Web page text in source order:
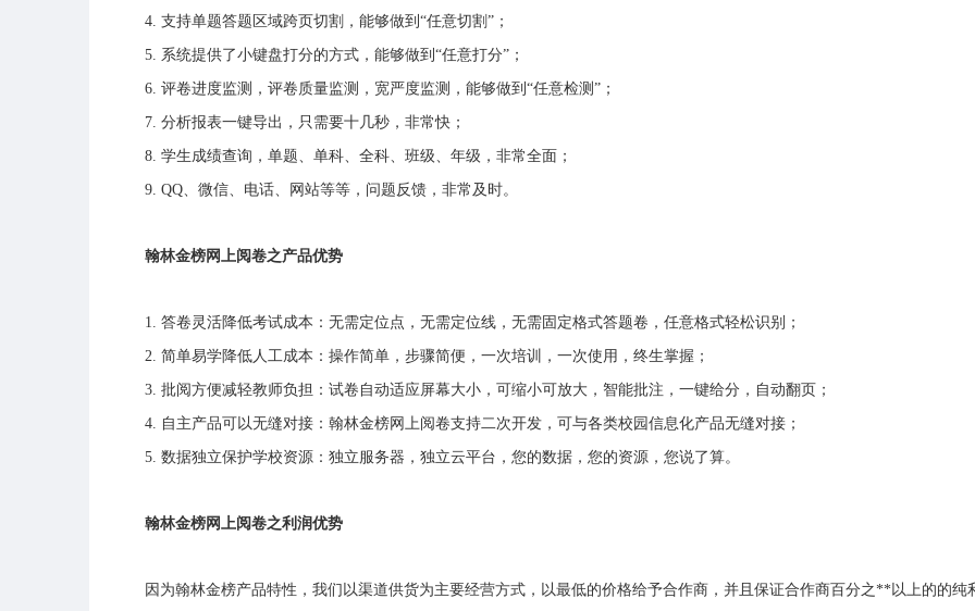
4. 支持单题答题区域跨页切割，能够做到“任意切割”；
5. 系统提供了小键盘打分的方式，能够做到“任意打分”；
6. 评卷进度监测，评卷质量监测，宽严度监测，能够做到“任意检测”；
7. 分析报表一键导出，只需要十几秒，非常快；
8. 学生成绩查询，单题、单科、全科、班级、年级，非常全面；
9. QQ、微信、电话、网站等等，问题反馈，非常及时。
翰林金榜网上阅卷之产品优势
1. 答卷灵活降低考试成本：无需定位点，无需定位线，无需固定格式答题卷，任意格式轻松识别；
2. 简单易学降低人工成本：操作简单，步骤简便，一次培训，一次使用，终生掌握；
3. 批阅方便减轻教师负担：试卷自动适应屏幕大小，可缩小可放大，智能批注，一键给分，自动翻页；
4. 自主产品可以无缝对接：翰林金榜网上阅卷支持二次开发，可与各类校园信息化产品无缝对接；
5. 数据独立保护学校资源：独立服务器，独立云平台，您的数据，您的资源，您说了算。
翰林金榜网上阅卷之利润优势
因为翰林金榜产品特性，我们以渠道供货为主要经营方式，以最低的价格给予合作商，并且保证合作商百分之**以上的的纯